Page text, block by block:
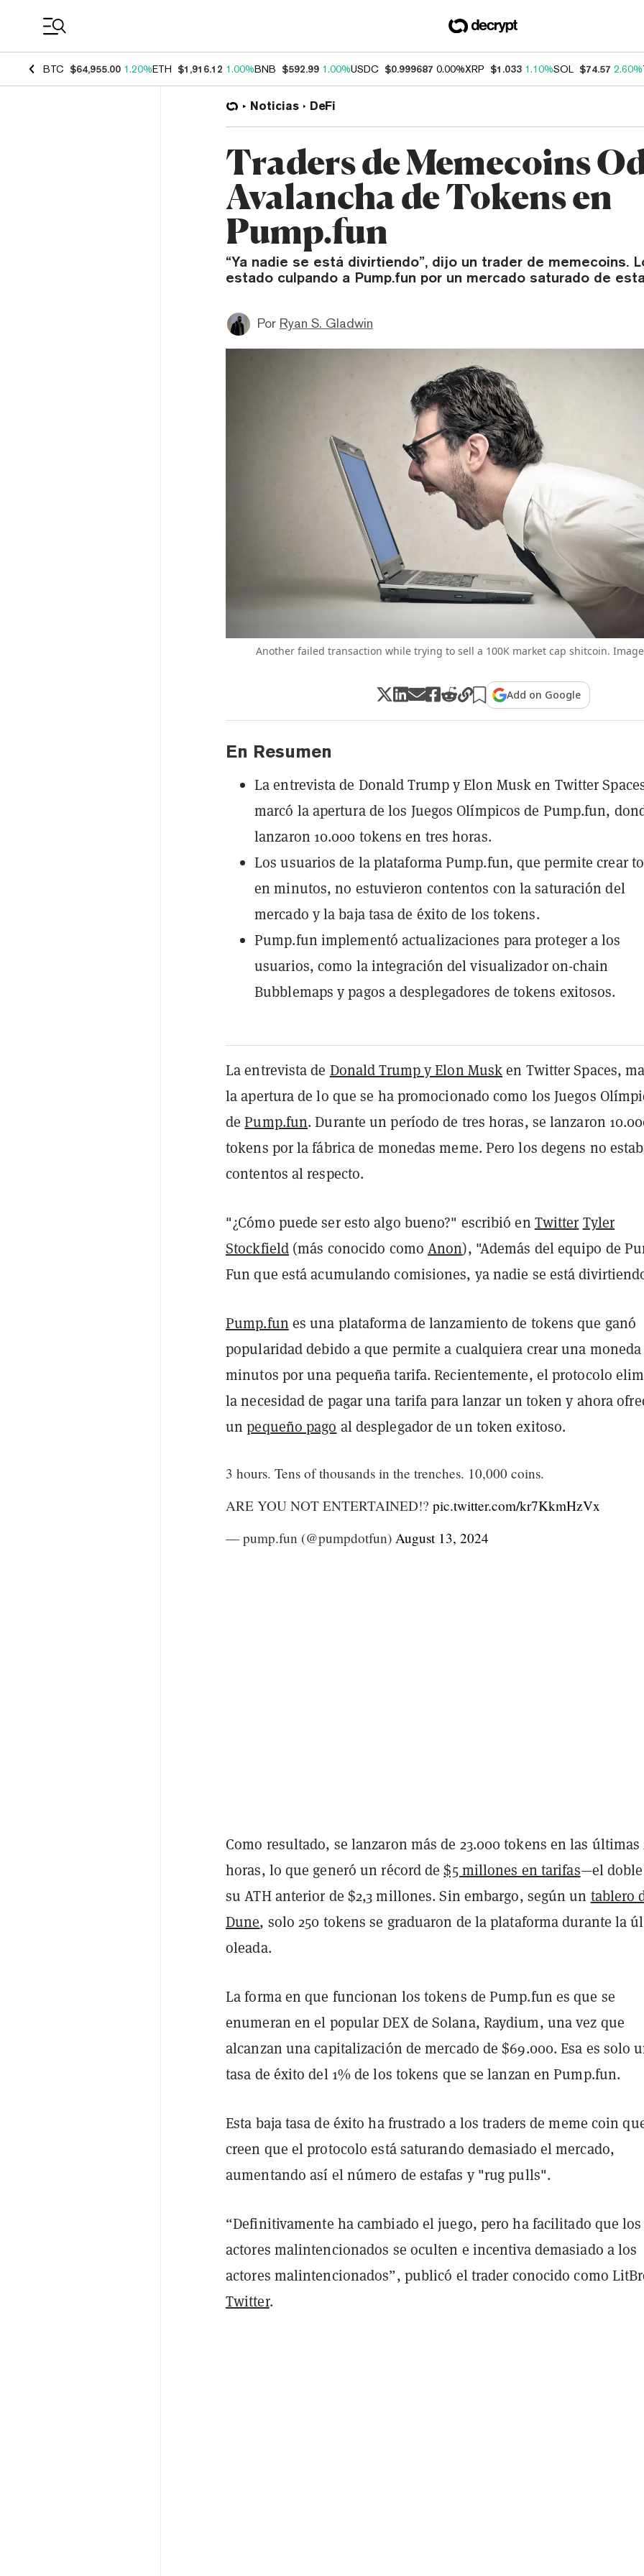
BTC $64,955.00 1.20%ETH $1,916.12 1.00%BNB $592.99 1.00%USDC $0.999687 0.00%XRP $1.033 1.10%SOL $74.57 2.60%
Noticias DeFi
Traders de Memecoins
Avalancha de Tokens en
Pump.fun
“Ya nadie se está divirtiendo”, dijo un trader de memecoins.
estado culpando a Pump.fun por un mercado saturado de
Por Ryan S. Gladwin
Another failed transaction while trying to sell a 100K market cap shitcoin.
Add on Google
En Resumen
La entrevista de Donald Trump y Elon Musk en Twitter
marcó la apertura de los Juegos Olímpicos de Pump.fun,
lanzaron 10.000 tokens en tres horas.
Los usuarios de la plataforma Pump.fun, que permite crear
en minutos, no estuvieron contentos con la saturación del
mercado y la baja tasa de éxito de los tokens.
Pump.fun implementó actualizaciones para proteger a los
usuarios, como la integración del visualizador on-chain
Bubblemaps y pagos a desplegadores de tokens exitosos.
La entrevista de Donald Trump y Elon Musken Twitter Spaces,
la apertura de lo que se ha promocionado como los Juegos
dePump.fun. Durante un período de tres horas, se lanzaron
tokens por la fábrica de monedas meme. Pero los degens no
contentos al respecto.
"¿Cómo puede ser esto algo bueno?" escribió en Twitter Tyler
Stockfield (más conocido comoAnon), "Además del equipo de
Fun que está acumulando comisiones, ya nadie se está
Pump.fun es una plataforma de lanzamiento de tokens que ganó
popularidad debido a que permite a cualquiera crear una moneda
minutos por una pequeña tarifa. Recientemente, el protocolo
la necesidad de pagar una tarifa para lanzar un token y ahora
unpequeño pago al desplegador de un token exitoso.
3 hours. Tens of thousands in the trenches. 10,000 coins.
ARE YOU NOT ENTERTAINED!? pic.twitter.com/kr7KkmHzVx
— pump.fun (@pumpdotfun) August 13, 2024
Como resultado, se lanzaron más de 23.000 tokens en las últimas
horas, lo que generó un récord de$5 millones en tarifas—el
su ATH anterior de $2,3 millones. Sin embargo, según un tablero
Dune, solo 250 tokens se graduaron de la plataforma durante la
oleada.
La forma en que funcionan los tokens de Pump.fun es que se
enumeran en el popular DEX de Solana, Raydium, una vez que
alcanzan una capitalización de mercado de $69.000. Esa es solo
tasa de éxito del 1% de los tokens que se lanzan en Pump.fun.
Esta baja tasa de éxito ha frustrado a los traders de meme coin
creen que el protocolo está saturando demasiado el mercado,
aumentando así el número de estafas y "rug pulls".
“Definitivamente ha cambiado el juego, pero ha facilitado que los
actores malintencionados se oculten e incentiva demasiado a los
actores malintencionados”, publicó el trader conocido como
Twitter.